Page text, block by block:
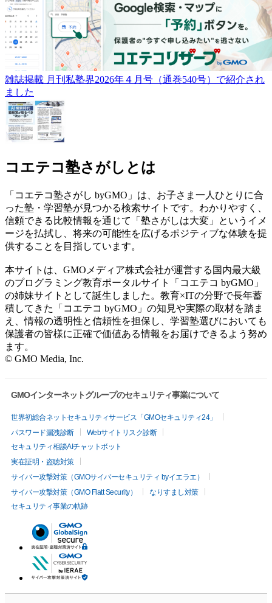
雑誌掲載 月刊私塾界2026年４月号（通巻540号）で紹介され
ました
コエテコ塾さがしとは
「コエテコ塾さがし byGMO」は、お子さま一人ひとりに合
った塾・学習塾が見つかる検索サイトです。わかりやすく、
信頼できる比較情報を通じて「塾さがしは大変」というイメ
ージを払拭し、将来の可能性を広げるポジティブな体験を提
供することを目指しています。
本サイトは、GMOメディア株式会社が運営する国内最大級
のプログラミング教育ポータルサイト「コエテコ byGMO」
の姉妹サイトとして誕生しました。教育×ITの分野で長年蓄
積してきた「コエテコ byGMO」の知見や実際の取材を踏ま
え、情報の透明性と信頼性を担保し、学習塾選びにおいても
保護者の皆様に正確で価値ある情報をお届けできるよう努め
ます。
© GMO Media, Inc.
GMOインターネットグループのセキュリティ事業について
世界初総合ネットセキュリティサービス「GMOセキュリティ24」
パスワード漏洩診断
Webサイトリスク診断
セキュリティ相談AIチャットボット
実在証明・盗聴対策
サイバー攻撃対策（GMOサイバーセキュリティ byイエラエ）
サイバー攻撃対策（GMO Flatt Security）
なりすまし対策
セキュリティ事業の軌跡